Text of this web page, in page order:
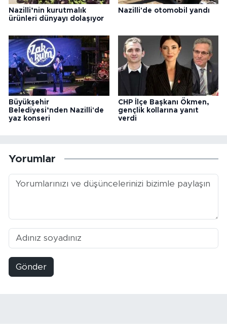
Nazilli’nin kurutmalık
ürünleri dünyayı dolaşıyor
Nazilli'de otomobil yandı
Büyükşehir
Belediyesi’nden Nazilli'de
yaz konseri
CHP İlçe Başkanı Ökmen,
gençlik kollarına yanıt
verdi
Yorumlar
Gönder